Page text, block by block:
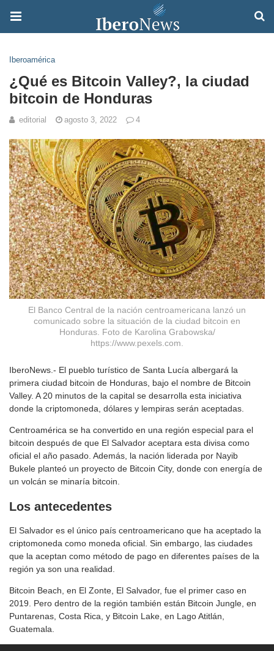
Iberoamérica
¿Qué es Bitcoin Valley?, la ciudad
bitcoin de Honduras
editorial agosto 3, 2022 4
El Banco Central de la nación centroamericana lanzó un
comunicado sobre la situación de la ciudad bitcoin en
Honduras. Foto de Karolina Grabowska/
https://www.pexels.com.
IberoNews.- El pueblo turístico de Santa Lucía albergará la
primera ciudad bitcoin de Honduras, bajo el nombre de Bitcoin
Valley. A 20 minutos de la capital se desarrolla esta iniciativa
donde la criptomoneda, dólares y lempiras serán aceptadas.
Centroamérica se ha convertido en una región especial para el
bitcoin después de que El Salvador aceptara esta divisa como
oficial el año pasado. Además, la nación liderada por Nayib
Bukele planteó un proyecto de Bitcoin City, donde con energía de
un volcán se minaría bitcoin.
Los antecedentes
El Salvador es el único país centroamericano que ha aceptado la
criptomoneda como moneda oficial. Sin embargo, las ciudades
que la aceptan como método de pago en diferentes países de la
región ya son una realidad.
Bitcoin Beach, en El Zonte, El Salvador, fue el primer caso en
2019. Pero dentro de la región también están Bitcoin Jungle, en
Puntarenas, Costa Rica, y Bitcoin Lake, en Lago Atitlán,
Guatemala.